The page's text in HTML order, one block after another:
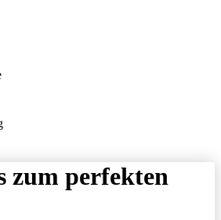
zum perfekten